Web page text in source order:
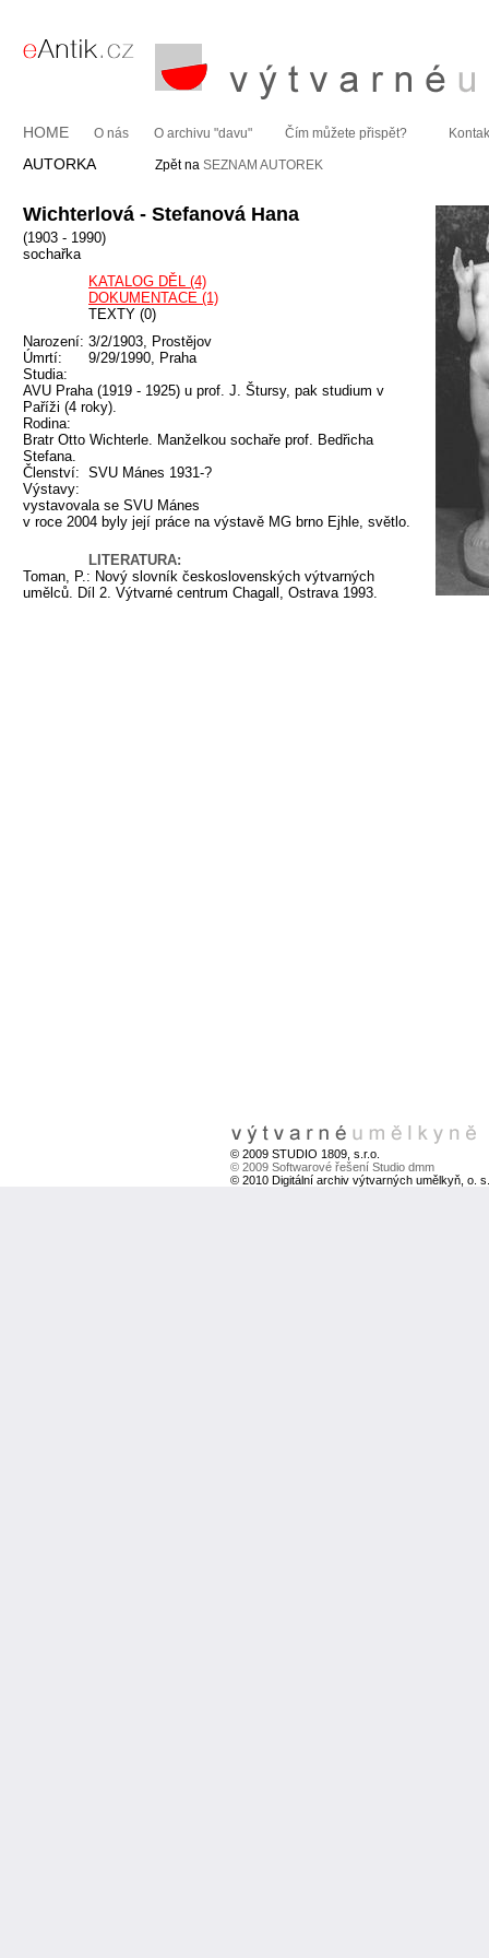
HOME O nás O archivu "davu" Čím můžete přispět?
AUTORKA Zpět na SEZNAM AUTOREK
Wichterlová - Stefanová Hana
(1903 - 1990)
sochařka
KATALOG DĚL (4)
DOKUMENTACE (1)
TEXTY (0)
Narození: 3/2/1903, Prostějov
Úmrtí:
9/29/1990, Praha
Studia:
AVU Praha (1919 - 1925) u prof. J. Štursy, pak studium v
Paříži (4 roky).
Rodina:
Bratr Otto Wichterle. Manželkou sochaře prof. Bedřicha
Stefana.
Členství: SVU Mánes 1931-?
Výstavy:
vystavovala se SVU Mánes
v roce 2004 byly její práce na výstavě MG brno Ejhle, světlo.
LITERATURA:
Toman, P.: Nový slovník československých výtvarných
umělců. Díl 2. Výtvarné centrum Chagall, Ostrava 1993.
© 2009 STUDIO 1809, s.r.o.
© 2009 Softwarové řešení Studio dmm
© 2010 Digitální archiv výtvarných umělkyň, o. s.